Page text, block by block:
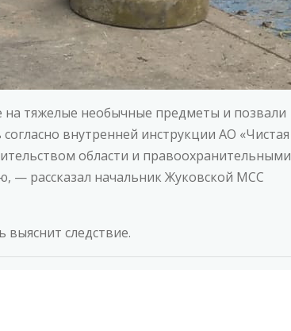
тяжелые необычные предметы и позвали
внутренней инструкции АО «Чистая
области и правоохранительными
— рассказал начальник Жуковской МСС
следствие.